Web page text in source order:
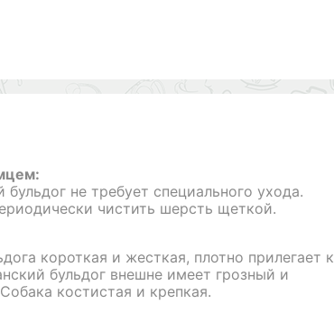
не требует специального ухода.
чистить шерсть щеткой.
короткая и жесткая, плотно прилегает к
бульдог внешне имеет грозный и
костистая и крепкая.